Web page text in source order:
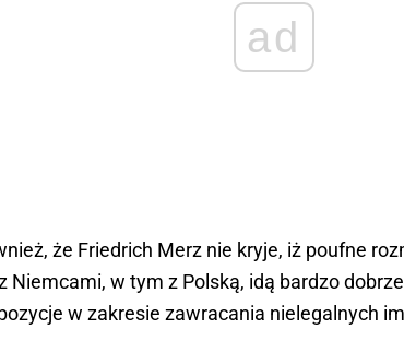
ad
że Friedrich Merz nie kryje, iż poufne
Niemcami, w tym z Polską, idą bardzo
w zakresie zawracania nielegalnych